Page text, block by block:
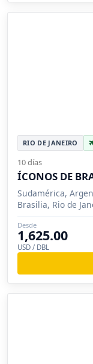
RIO DE JANEIRO
10 días
ÍCONOS DE
Sudamérica,
Brasilia, Rio de
Desde
1,625.00
USD / DBL